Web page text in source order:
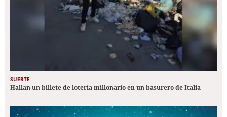
SUERTE
Hallan un billete de lotería millonario en un basurero de Italia